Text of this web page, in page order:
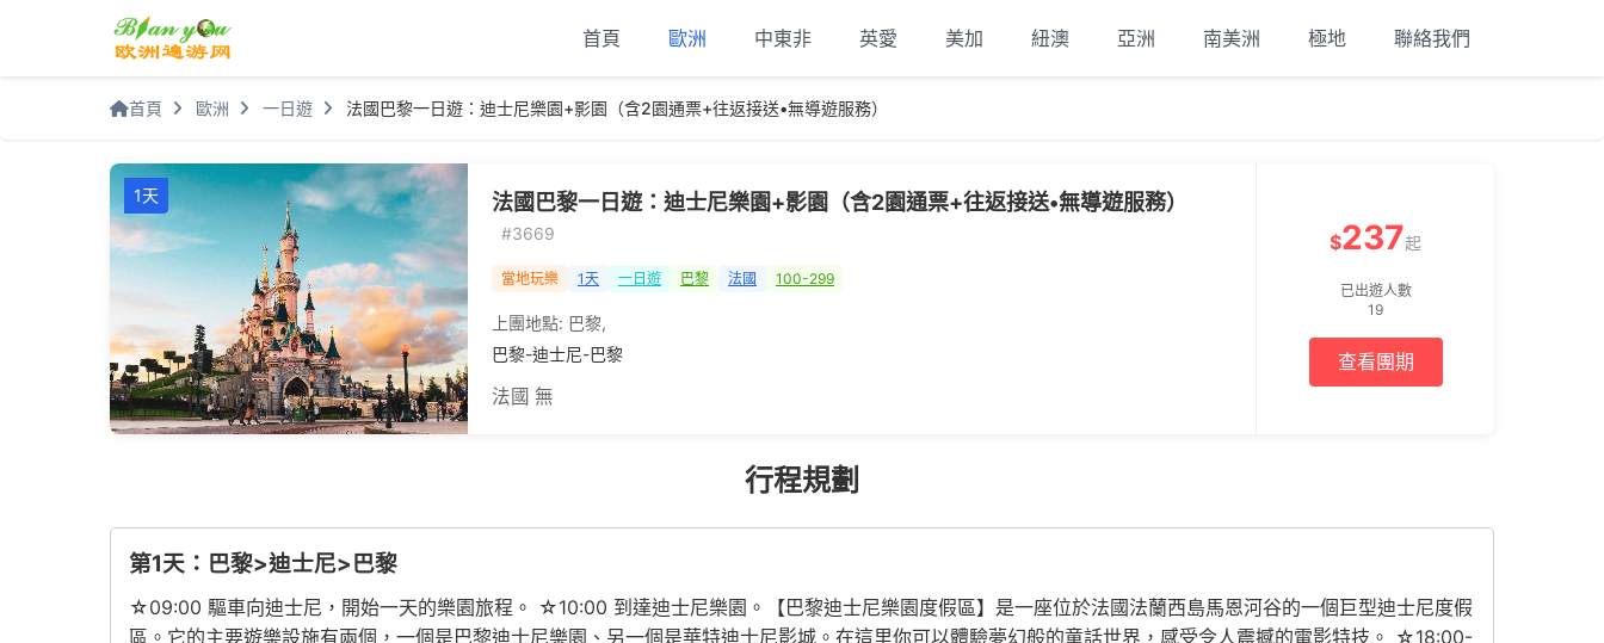
首頁 歐洲 中東非 英愛 美加 紐澳 亞洲 南美洲 極地 聯絡我們
首頁 歐洲 一日遊 法國巴黎一日遊：迪士尼樂園+影園（含2園通票+往返接送•無導遊服務）
1天 法國巴黎一日遊：迪士尼樂園+影園（含2園通票+往返接送•無導遊服務）
#3669
當地玩樂 1天 一日遊 巴黎 法國 100-299
上團地點: 巴黎,
巴黎-迪士尼-巴黎
法國 無
$237起
已出遊人數
19
查看團期
行程規劃
第1天：巴黎>迪士尼>巴黎
☆09:00 驅車向迪士尼，開始一天的樂園旅程。 ☆10:00 到達迪士尼樂園。【巴黎迪士尼樂園度假區】是一座位於法國法蘭西島馬恩河谷的一個巨型迪士尼度假
區。它的主要遊樂設施有兩個，一個是巴黎迪士尼樂園、另一個是華特迪士尼影城。在這里你可以體驗夢幻般的童話世界，感受令人震撼的電影特技。 ☆18:00-